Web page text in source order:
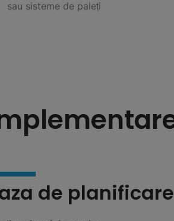
sau sisteme de paleți
de planificare